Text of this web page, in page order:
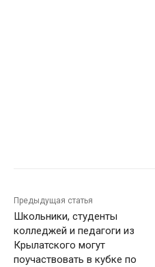
Предыдущая статья
Школьники, студенты
колледжей и педагоги из
Крылатского могут
поучаствовать в кубке по